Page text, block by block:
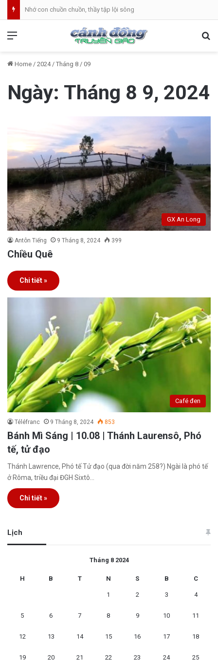
Nhớ con chuồn chuồn, thầy tập lội sông
Home / 2024 / Tháng 8 / 09
Ngày: Tháng 8 9, 2024
GX An Long
Antôn Tiếng 9 Tháng 8, 2024 399
Chiều Quê
Chi tiết »
Café đen
Téléfranc 9 Tháng 8, 2024 853
Bánh Mì Sáng | 10.08 | Thánh Laurensô, Phó
tế, tử đạo
Thánh Lawrence, Phó tế Tử đạo (qua đời năm 258?) Ngài là phó tế
ở Rôma, triều đại ĐGH Sixtô…
Chi tiết »
Lịch
Tháng 8 2024
H B T N S B C
1 2 3 4
5 6 7 8 9 10 11
12 13 14 15 16 17 18
19 20 21 22 23 24 25